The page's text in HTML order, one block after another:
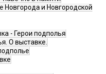
Новгорода и Новгородской
- Герои подполья
О выставке.